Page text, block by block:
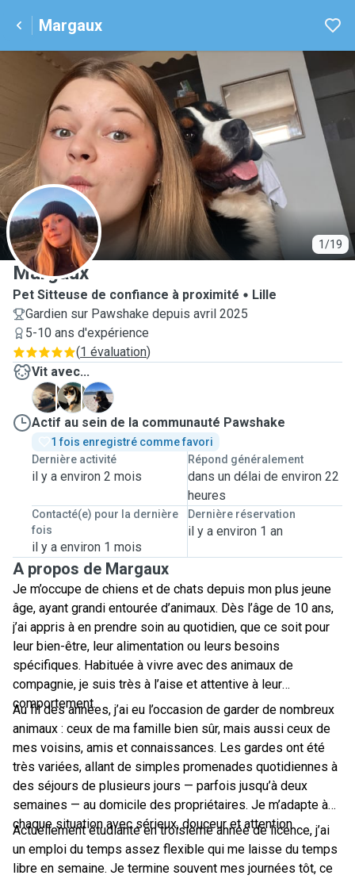
Margaux
1/19
M
Margaux
Pet Sitteuse de confiance à proximité
Lille
Gardien sur Pawshake depuis avril 2025
5-10 ans d'expérience
(1 évaluation)
Vit avec...
A
P
V
Actif au sein de la communauté Pawshake
1 fois enregistré comme favori
Dernière activité
il y a environ 2 mois
Répond généralement
dans un délai de environ 22
heures
Contacté(e) pour la dernière
fois
il y a environ 1 mois
Dernière réservation
il y a environ 1 an
A propos de Margaux
Je m’occupe de chiens et de chats depuis mon plus jeune
âge, ayant grandi entourée d’animaux. Dès l’âge de 10 ans,
j’ai appris à en prendre soin au quotidien, que ce soit pour
leur bien-être, leur alimentation ou leurs besoins
spécifiques. Habituée à vivre avec des animaux de
compagnie, je suis très à l’aise et attentive à leur
comportement.
Au fil des années, j’ai eu l’occasion de garder de nombreux
animaux : ceux de ma famille bien sûr, mais aussi ceux de
mes voisins, amis et connaissances. Les gardes ont été
très variées, allant de simples promenades quotidiennes à
des séjours de plusieurs jours — parfois jusqu’à deux
semaines — au domicile des propriétaires. Je m’adapte à
chaque situation avec sérieux, douceur et attention.
Actuellement étudiante en troisième année de licence, j’ai
un emploi du temps assez flexible qui me laisse du temps
libre en semaine. Je termine souvent mes journées tôt, ce